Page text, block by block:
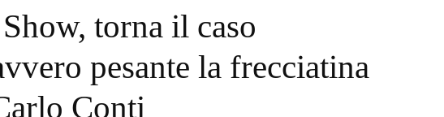
torna il caso
pesante la frecciatina
Conti